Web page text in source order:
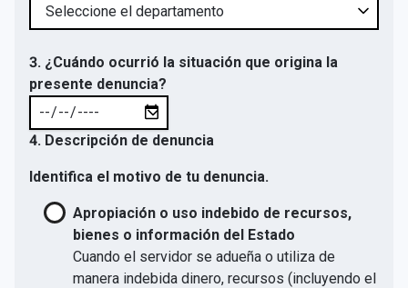
3. ¿Cuándo ocurrió la situación que origina la
presente denuncia?
4. Descripción de denuncia
Identifica el motivo de tu denuncia.
Apropiación o uso indebido de recursos,
bienes o información del Estado
Cuando el servidor se adueña o utiliza de
manera indebida dinero, recursos (incluyendo el